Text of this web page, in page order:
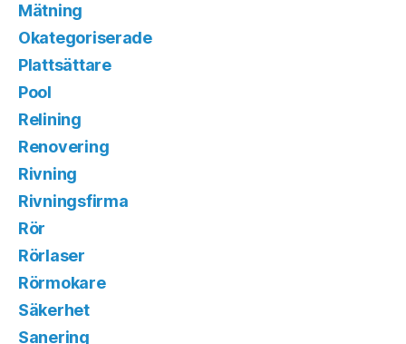
Mätning
Okategoriserade
Plattsättare
Pool
Relining
Renovering
Rivning
Rivningsfirma
Rör
Rörlaser
Rörmokare
Säkerhet
Sanering